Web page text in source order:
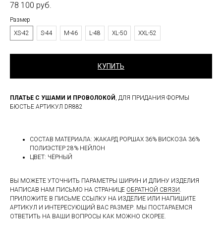
78 100 руб.
Размер
XS-42
S-44 M-46 L-48 XL-50 XXL-52
КУПИТЬ
ПЛАТЬЕ С УШАМИ И ПРОВОЛОКОЙ , ДЛЯ ПРИДАНИЯ ФОРМЫ
БЮСТЬЕ АРТИКУЛ DR882
СОСТАВ МАТЕРИАЛА: ЖАКАРД РОРШАХ 36% ВИСКОЗА 36%
ПОЛИЭСТЕР 28% НЕЙЛОН
ЦВЕТ: ЧЁРНЫЙ
ВЫ МОЖЕТЕ УТОЧНИТЬ ПАРАМЕТРЫ ШИРИН И ДЛИНУ ИЗДЕЛИЯ
НАПИСАВ НАМ ПИСЬМО НА СТРАНИЦЕ ОБРАТНОЙ СВЯЗИ.
ПРИЛОЖИТЕ В ПИСЬМЕ ССЫЛКУ НА ИЗДЕЛИЕ ИЛИ НАПИШИТЕ
АРТИКУЛ И ИНТЕРЕСУЮЩИЙ ВАС РАЗМЕР. МЫ ПОСТАРАЕМСЯ
ОТВЕТИТЬ НА ВАШИ ВОПРОСЫ КАК МОЖНО СКОРЕЕ.